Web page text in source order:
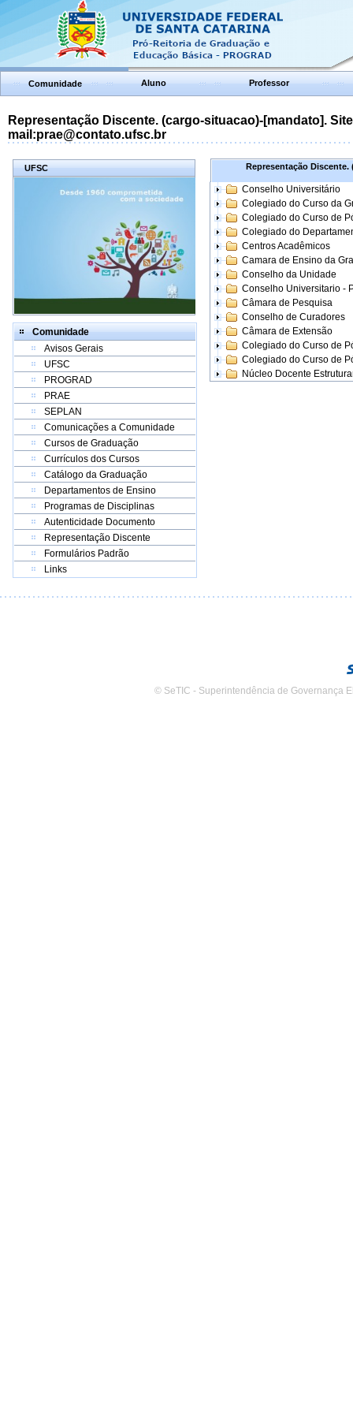
Comunidade Aluno Professor
Representação Discente. (cargo-situacao)-[mandato].
mail:prae@contato.ufsc.br
UFSC
Comunidade
Avisos Gerais
UFSC
PROGRAD
PRAE
SEPLAN
Comunicações a Comunidade
Cursos de Graduação
Currículos dos Cursos
Catálogo da Graduação
Departamentos de Ensino
Programas de Disciplinas
Autenticidade Documento
Representação Discente
Formulários Padrão
Links
Representação Discente.
Conselho Universitário
Colegiado do Curso da
Colegiado do Curso de
Colegiado do
Centros Acadêmicos
Camara de Ensino da
Conselho da Unidade
Conselho Universitario -
Câmara de Pesquisa
Conselho de Curadores
Câmara de Extensão
Colegiado do Curso de
Colegiado do Curso de
Núcleo Docente
© SeTIC - Superintendência de Governança